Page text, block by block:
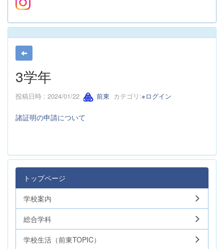
3学年
投稿日時 : 2024/01/22 前東 カテゴリ:※ログイン
諸証明の申請について
トップページ
学校案内
総合学科
学校生活（前東TOPIC）